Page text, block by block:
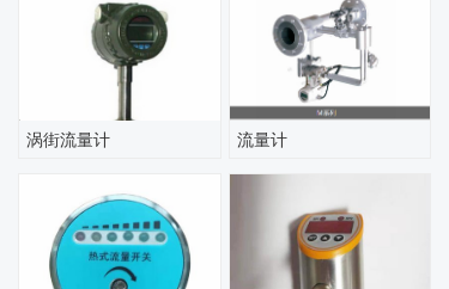
是由一次检测件（节流
件）和二次装置（差压变
送器和流量显示仪）组成
广泛应用于气体。 联系
我们
涡街流量计 流量计